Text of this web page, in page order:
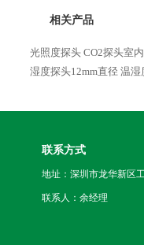
相关产品
光照度探头 CO2探头室
湿度探头12mm直径 温湿
联系方式
地址：深圳市龙华新区
联系人：余经理